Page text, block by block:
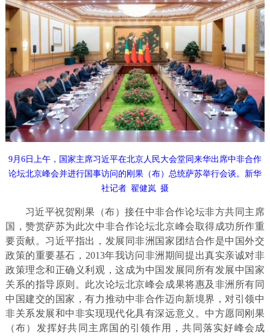
9月6日上午，国家主席习近平在北京人民大会堂同来华出席中非合作
论坛北京峰会并进行国事访问的刚果（布）总统萨苏举行会谈。新华
社记者 翟健岚 摄
习近平祝贺刚果（布）接任中非合作论坛非方共同主席
国，赞赏萨苏为此次中非合作论坛北京峰会取得成功所作重
要贡献。习近平指出，发展同非洲国家团结合作是中国外交
政策的重要基石，2013年我访问非洲期间提出真实亲诚对非
政策理念和正确义利观，这成为中国发展同所有发展中国家
关系的指导原则。此次论坛北京峰会成果将惠及非洲所有同
中国建交的国家，有力推动中非合作迈向新境界，对引领中
非关系发展和中非实现现代化具有深远意义。中方愿同刚果
（布）发挥好共同主席国的引领作用，共同落实好峰会成